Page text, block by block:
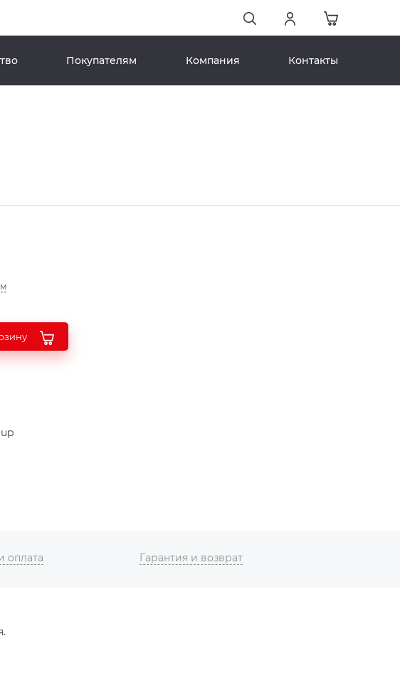
Покупателям Компания Контакты
оплата Гарантия и возврат